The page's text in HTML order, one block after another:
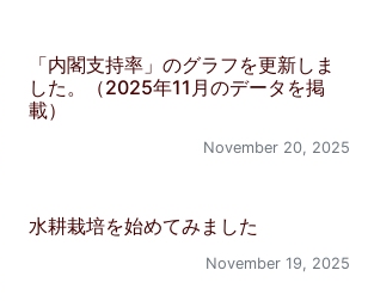
「内閣支持率」のグラフを更新しま
した。（2025年11月のデータを掲
載）
November 20, 2025
水耕栽培を始めてみました
November 19, 2025